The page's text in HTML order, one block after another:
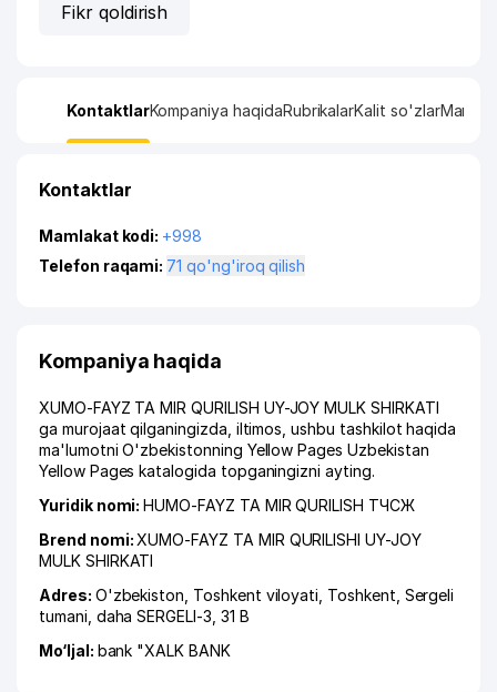
Fikr qoldirish
KontaktlarKompaniya haqidaRubrikalarKalit so'zlarManzil
Kontaktlar
Mamlakat kodi: +998
Telefon raqami:
71 qo'ng'iroq qilish
Kompaniya haqida
XUMO-FAYZ TA MIR QURILISH UY-JOY MULK SHIRKATI
ga murojaat qilganingizda, iltimos, ushbu tashkilot haqida
ma'lumotni O'zbekistonning Yellow Pages Uzbekistan
Yellow Pages katalogida topganingizni ayting.
Yuridik nomi:HUMO-FAYZ TA MIR QURILISH ТЧСЖ
Brend nomi:XUMO-FAYZ TA MIR QURILISHI UY-JOY
MULK SHIRKATI
Adres: O'zbekiston, Toshkent viloyati Toshkent Sergeli
tumani daha SERGELI-3 , 31 B
Mo‘ljal: bank "XALK BANK